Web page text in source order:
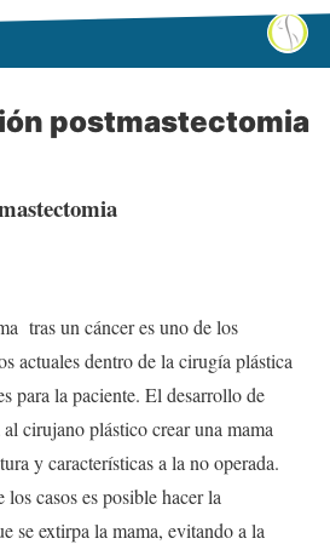
postmastectomia
tras un cáncer es uno de los
actuales dentro de la cirugía plástica
para la paciente. El desarrollo de
cirujano plástico crear una mama
y características a la no operada.
casos es posible hacer la
se extirpa la mama, evitando a la